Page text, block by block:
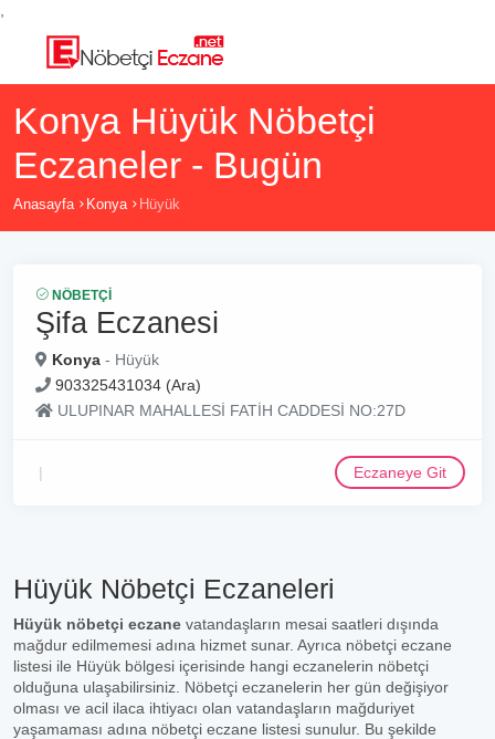
Konya Hüyük Nöbetçi
Eczaneler - Bugün
Anasayfa Konya Hüyük
NÖBETÇI
Şifa Eczanesi
Konya - Hüyük
903325431034 (Ara)
ULUPINAR MAHALLESİ FATİH CADDESİ NO:27D
Eczaneye Git
Hüyük Nöbetçi Eczaneleri
Hüyük nöbetçi eczane vatandaşların mesai saatleri dışında
mağdur edilmemesi adına hizmet sunar. Ayrıca nöbetçi eczane
listesi ile Hüyük bölgesi içerisinde hangi eczanelerin nöbetçi
olduğuna ulaşabilirsiniz. Nöbetçi eczanelerin her gün değişiyor
olması ve acil ilaca ihtiyacı olan vatandaşların mağduriyet
yaşamaması adına nöbetçi eczane listesi sunulur. Bu şekilde